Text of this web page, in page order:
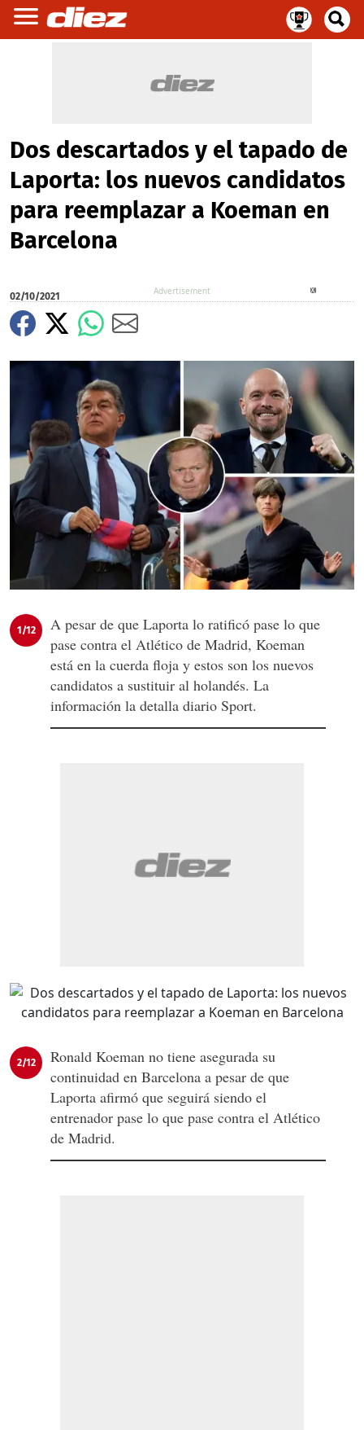
Dos descartados y el tapado de
Laporta: los nuevos candidatos
para reemplazar a Koeman en
Barcelona
02/10/2021
1/12
A pesar de que Laporta lo ratificó pase lo que
pase contra el Atlético de Madrid, Koeman
está en la cuerda floja y estos son los nuevos
candidatos a sustituir al holandés. La
información la detalla diario Sport.
2/12
Ronald Koeman no tiene asegurada su
continuidad en Barcelona a pesar de que
Laporta afirmó que seguirá siendo el
entrenador pase lo que pase contra el Atlético
de Madrid.
X